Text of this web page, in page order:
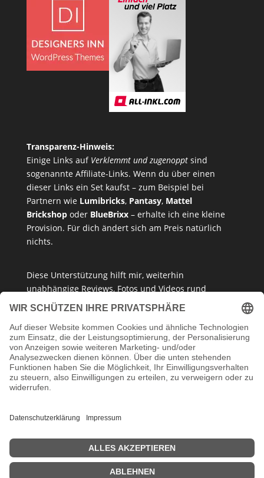
Transparenz-Hinweis:
Einige Links auf Verklemmt und zugenopptsind
sogenannte Affiliate-Links. Wenn du über einen
dieser Links ein Set kaufst – zum Beispiel bei
Partnern wie Lumibricks, Pantasy, Mattel
Brickshopoder BlueBrixx– erhalte ich eine kleine
Provision. Für dich ändert sich am Preis natürlich
nichts.
Diese Unterstützung hilft mir, weiterhin
unabhängige Reviews, Fotos und Videos rund
umKlemmbausteine ,Baukastensetsund
Meinung. Ich empfehle nur Produkte, die ich selbst
getestet habe oder die ich guten Gewissens
vertreten kann.
Danke, dass du mein Klemmbaustein-Herz unterstützt!
Impressum Datenschutzerklärung